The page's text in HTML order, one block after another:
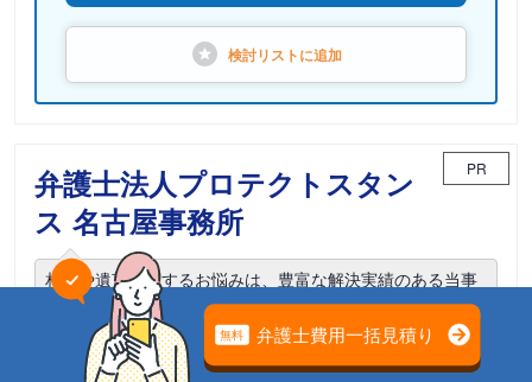
検討リストに追加
弁護士法人プロテクトスタン
ス 名古屋事務所
PR
相続や遺言に関するお悩みは、豊富な解決実績のある当事
務所までご相談ください。
電話相談可能 初回面談無料